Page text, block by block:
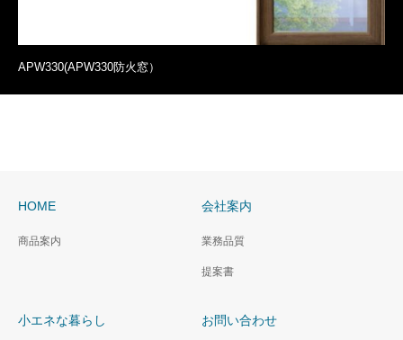
APW330(APW330防火窓）
HOME
商品案内
会社案内
業務品質
提案書
小エネな暮らし お問い合わせ